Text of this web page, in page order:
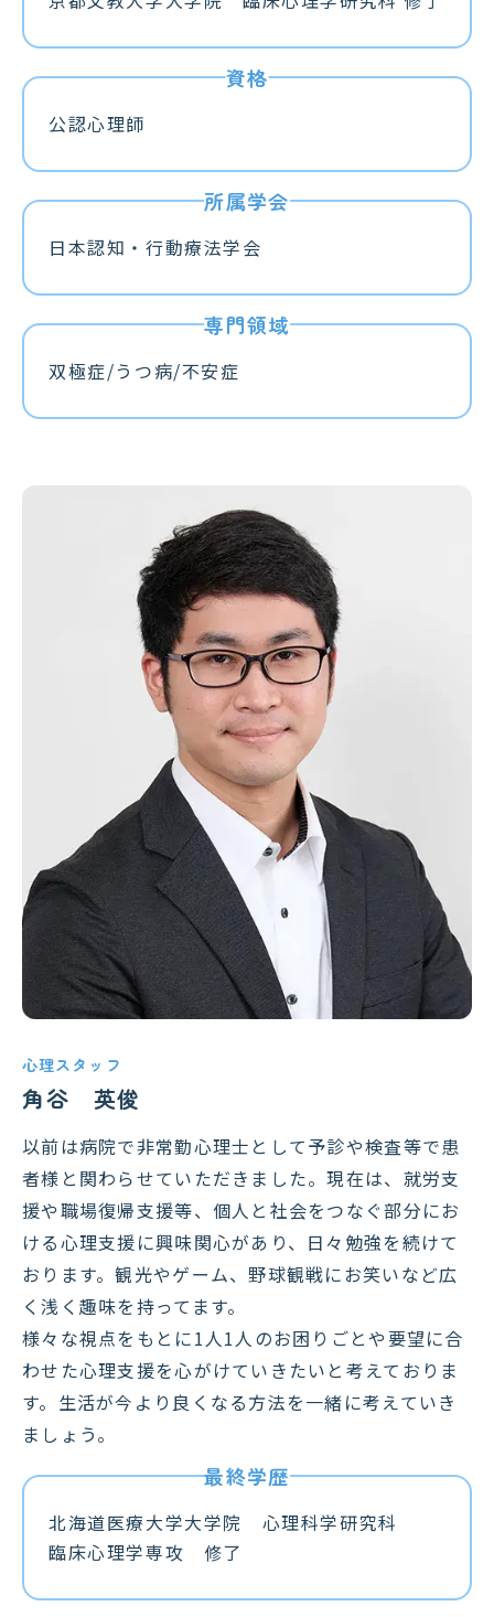
公認心理師
日本認知・行動療法学会
双極症/うつ病/不安症
心理スタッフ
角谷 英俊
以前は病院で非常勤心理士として予診や検査等で患
者様と関わらせていただきました。現在は、就労支
援や職場復帰支援等、個人と社会をつなぐ部分にお
ける心理支援に興味関心があり、日々勉強を続けて
おります。観光やゲーム、野球観戦にお笑いなど広
く浅く趣味を持ってます。
様々な視点をもとに1人1人のお困りごとや要望に合
わせた心理支援を心がけていきたいと考えておりま
す。生活が今より良くなる方法を一緒に考えていき
ましょう。
北海道医療大学大学院 心理科学研究科
臨床心理学専攻 修了